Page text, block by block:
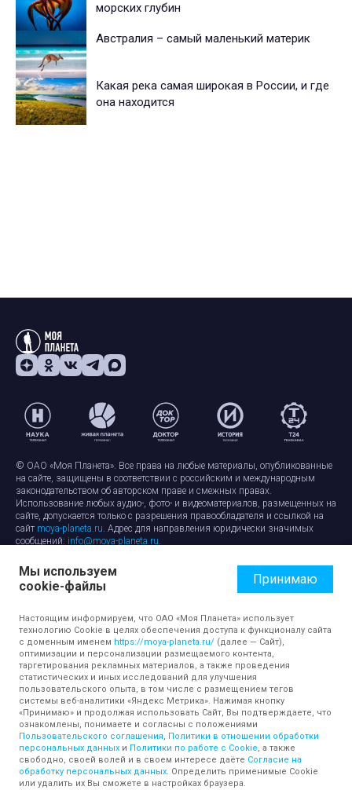
морских глубин
Австралия – самый маленький материк
Какая река самая широкая в России, и где
она находится
© ОАО «Моя Планета». Все права на любые материалы, опубликованные
на сайте, защищены в соответствии с российским и международным
законодательством об авторском праве и смежных правах.
Использование любых аудио-, фото- и видеоматериалов, размещенных на
сайте, допускается только с разрешения правообладателя и ссылкой на
сайт moya-planeta.ru. Адрес для направления юридически значимых
сообщений: info@moya-planeta.ru.
Правила сайтаРабота с cookie-файлами
Защита персональных данных
Обработка персональных данных
Мы используем
cookie-файлы
Принимаю
Настоящим информируем, что ОАО «Моя Планета» использует
технологию Cookie в целях обеспечения доступа к функционалу сайта
с доменным именем https://moya-planeta.ru/ (далее — Сайт),
оптимизации и персонализации размещаемого контента,
таргетирования рекламных материалов, а также проведения
статистических и иных исследований для улучшения
пользовательского опыта, в том числе с размещением тегов
системы веб-аналитики «Яндекс Метрика». Нажимая кнопку
«Принимаю» и продолжая использовать Сайт, Вы подтверждаете, что
ознакомлены, понимаете и согласны с положениями
Пользовательского соглашения, Политики в отношении обработки
персональных данных и Политики по работе с Cookie, а также
свободно, своей волей и в своем интересе даёте Согласие на
обработку персональных данных. Определить применимые Cookie
или удалить их Вы сможете в настройках браузера.